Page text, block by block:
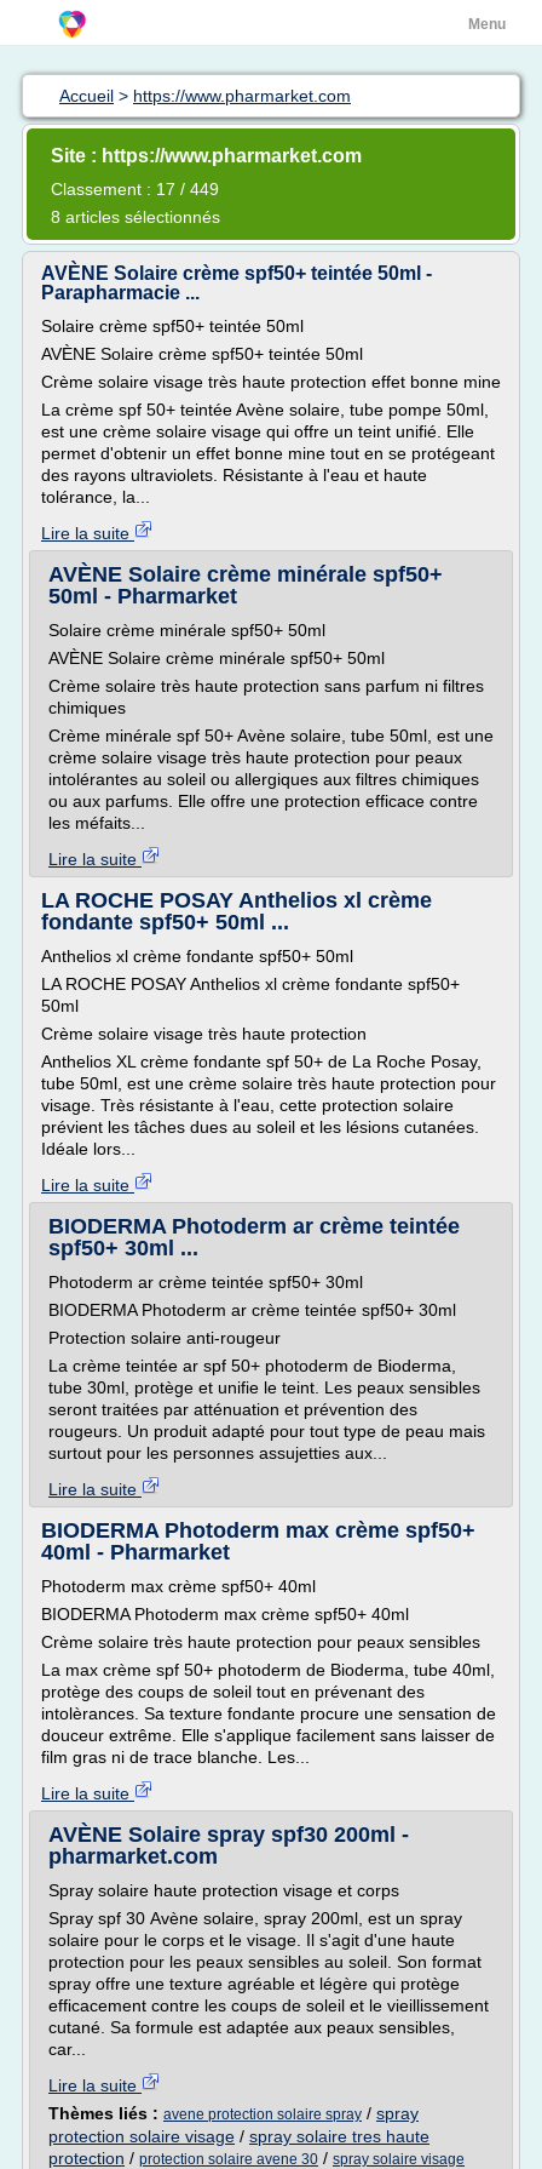
Menu
Accueil > https://www.pharmarket.com
Site : https://www.pharmarket.com
Classement : 17 / 449
8 articles sélectionnés
AVÈNE Solaire crème spf50+ teintée 50ml -
Parapharmacie ...
Solaire crème spf50+ teintée 50ml
AVÈNE Solaire crème spf50+ teintée 50ml
Crème solaire visage très haute protection effet bonne mine
La crème spf 50+ teintée Avène solaire, tube pompe 50ml,
est une crème solaire visage qui offre un teint unifié. Elle
permet d'obtenir un effet bonne mine tout en se protégeant
des rayons ultraviolets. Résistante à l'eau et haute
tolérance, la...
Lire la suite
AVÈNE Solaire crème minérale spf50+
50ml - Pharmarket
Solaire crème minérale spf50+ 50ml
AVÈNE Solaire crème minérale spf50+ 50ml
Crème solaire très haute protection sans parfum ni filtres
chimiques
Crème minérale spf 50+ Avène solaire, tube 50ml, est une
crème solaire visage très haute protection pour peaux
intolérantes au soleil ou allergiques aux filtres chimiques
ou aux parfums. Elle offre une protection efficace contre
les méfaits...
Lire la suite
LA ROCHE POSAY Anthelios xl crème
fondante spf50+ 50ml ...
Anthelios xl crème fondante spf50+ 50ml
LA ROCHE POSAY Anthelios xl crème fondante spf50+
50ml
Crème solaire visage très haute protection
Anthelios XL crème fondante spf 50+ de La Roche Posay,
tube 50ml, est une crème solaire très haute protection pour
visage. Très résistante à l'eau, cette protection solaire
prévient les tâches dues au soleil et les lésions cutanées.
Idéale lors...
Lire la suite
BIODERMA Photoderm ar crème teintée
spf50+ 30ml ...
Photoderm ar crème teintée spf50+ 30ml
BIODERMA Photoderm ar crème teintée spf50+ 30ml
Protection solaire anti-rougeur
La crème teintée ar spf 50+ photoderm de Bioderma,
tube 30ml, protège et unifie le teint. Les peaux sensibles
seront traitées par atténuation et prévention des
rougeurs. Un produit adapté pour tout type de peau mais
surtout pour les personnes assujetties aux...
Lire la suite
BIODERMA Photoderm max crème spf50+
40ml - Pharmarket
Photoderm max crème spf50+ 40ml
BIODERMA Photoderm max crème spf50+ 40ml
Crème solaire très haute protection pour peaux sensibles
La max crème spf 50+ photoderm de Bioderma, tube 40ml,
protège des coups de soleil tout en prévenant des
intolèrances. Sa texture fondante procure une sensation de
douceur extrême. Elle s'applique facilement sans laisser de
film gras ni de trace blanche. Les...
Lire la suite
AVÈNE Solaire spray spf30 200ml -
pharmarket.com
Spray solaire haute protection visage et corps
Spray spf 30 Avène solaire, spray 200ml, est un spray
solaire pour le corps et le visage. Il s'agit d'une haute
protection pour les peaux sensibles au soleil. Son format
spray offre une texture agréable et légère qui protège
efficacement contre les coups de soleil et le vieillissement
cutané. Sa formule est adaptée aux peaux sensibles,
car...
Lire la suite
Thèmes liés : avene protection solaire spray / spray
protection solaire visage / spray solaire tres haute
protection / protection solaire avene 30 / spray solaire visage